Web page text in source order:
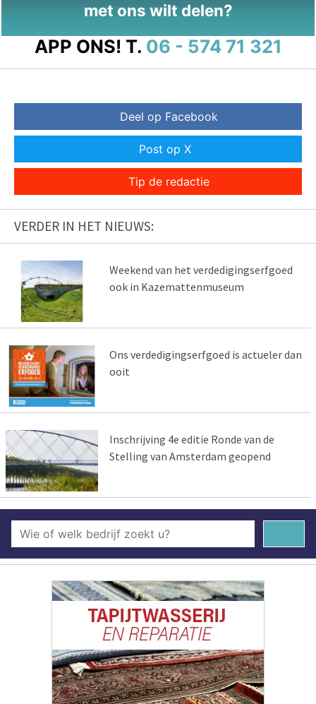
met ons wilt delen?
APP ONS! T. 06 - 574 71 321
Deel op Facebook
Post op X
Tip de redactie
VERDER IN HET NIEUWS:
Weekend van het verdedigingserfgoed
ook in Kazemattenmuseum
Ons verdedigingserfgoed is actueler dan
ooit
Inschrijving 4e editie Ronde van de
Stelling van Amsterdam geopend